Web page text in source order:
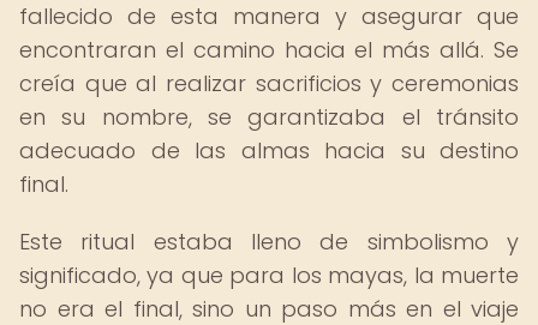
fallecido de esta manera y asegurar que
encontraran el camino hacia el más allá. Se
creía que al realizar sacrificios y ceremonias
en su nombre, se garantizaba el tránsito
adecuado de las almas hacia su destino
final.
Este ritual estaba lleno de simbolismo y
significado, ya que para los mayas, la muerte
no era el final, sino un paso más en el viaje